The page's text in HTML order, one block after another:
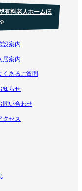
有料老人ホームほ
設案内
居案内
くあるご質問
知らせ
問い合わせ
クセス